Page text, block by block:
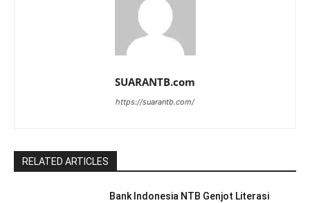
SUARANTB.com
https://suarantb.com/
RELATED ARTICLES
Bank Indonesia NTB Genjot Literasi